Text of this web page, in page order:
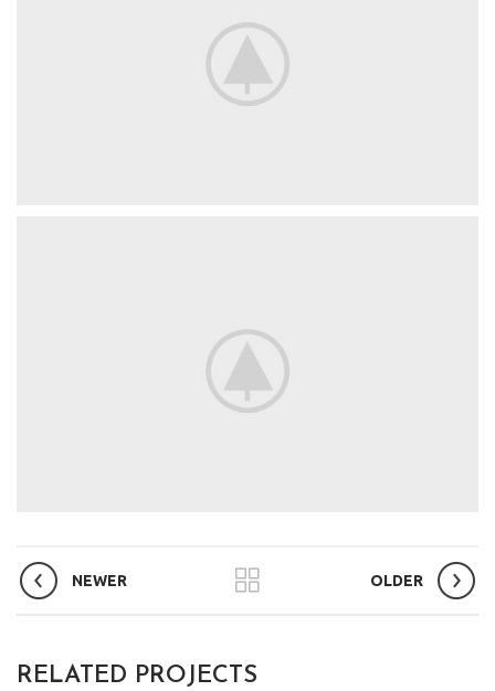
NEWER OLDER
RELATED PROJECTS